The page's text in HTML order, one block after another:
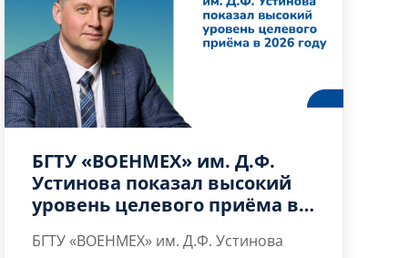
БГТУ «ВОЕНМЕХ» им. Д.Ф.
Устинова показал высокий
уровень целевого приёма в
БГТУ «ВОЕНМЕХ» им. Д.Ф. Устинова